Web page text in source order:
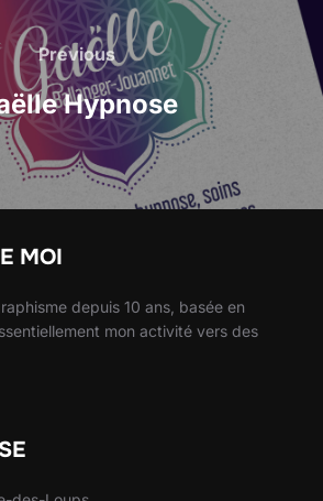
Previous
Previous
Hypnose
MOI
depuis 10 ans, basée en
mon activité vers des